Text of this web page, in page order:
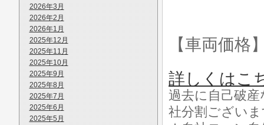
2026年3月
2026年2月
2026年1月
2025年12月
2025年11月
2025年10月
2025年9月
2025年8月
2025年7月
2025年6月
2025年5月
【車両価格
詳しくはこ
過去に自己破
社分割ござい